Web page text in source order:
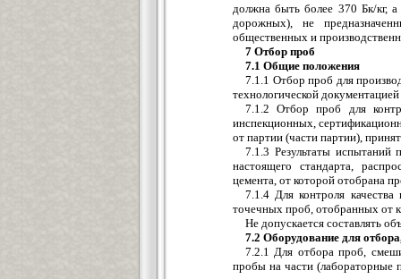
должна быть более 370 Бк/кг,
дорожных), не
общественных и
7 Отбор проб
7.1 Общие положения
7.1.1 Отбор проб для
технологической документацией
7.1.2 Отбор проб для
инспекционных,
от партии (части партии),
7.1.3 Результаты испытаний
настоящего стандарта,
цемента, от которой отобрана
7.1.4 Для контроля
точечных проб, отобранных от
Не допускается составлять
7.2 Оборудование для
7.2.1 Для отбора проб,
пробы на части (лабораторные